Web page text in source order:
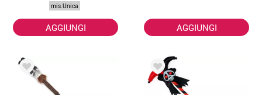
mis.Unica
AGGIUNGI AGGIUNGI